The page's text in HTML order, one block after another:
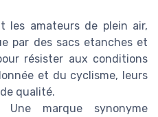
les amateurs de plein air,
par des sacs etanches et
résister aux conditions
et du cyclisme, leurs
qualité.
marque synonyme